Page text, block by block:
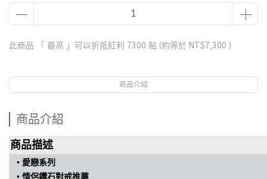
此商品 「 最高 」可以折抵紅利 7300 點 (約等於 NT$7,300 )
商品介紹
商品介紹
商品描述
• 愛戀系列
•情侶鑽石對戒推薦